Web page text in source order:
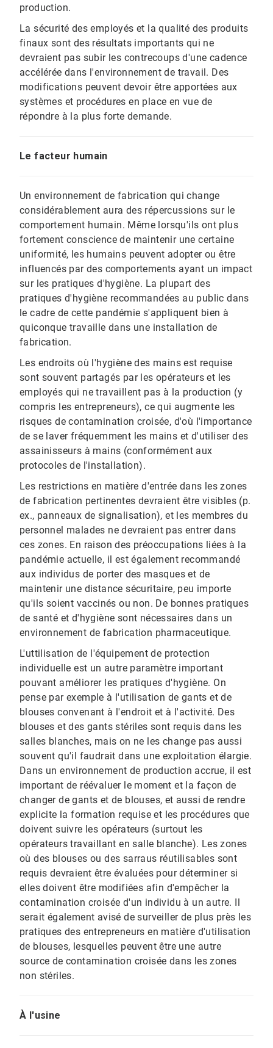
production.
La sécurité des employés et la qualité des produits
finaux sont des résultats importants qui ne
devraient pas subir les contrecoups d'une cadence
accélérée dans l'environnement de travail. Des
modifications peuvent devoir être apportées aux
systèmes et procédures en place en vue de
répondre à la plus forte demande.
Le facteur humain
Un environnement de fabrication qui change
considérablement aura des répercussions sur le
comportement humain. Même lorsqu'ils ont plus
fortement conscience de maintenir une certaine
uniformité, les humains peuvent adopter ou être
influencés par des comportements ayant un impact
sur les pratiques d'hygiène. La plupart des
pratiques d'hygiène recommandées au public dans
le cadre de cette pandémie s'appliquent bien à
quiconque travaille dans une installation de
fabrication.
Les endroits où l'hygiène des mains est requise
sont souvent partagés par les opérateurs et les
employés qui ne travaillent pas à la production (y
compris les entrepreneurs), ce qui augmente les
risques de contamination croisée, d'où l'importance
de se laver fréquemment les mains et d'utiliser des
assainisseurs à mains (conformément aux
protocoles de l'installation).
Les restrictions en matière d'entrée dans les zones
de fabrication pertinentes devraient être visibles (p.
ex., panneaux de signalisation), et les membres du
personnel malades ne devraient pas entrer dans
ces zones. En raison des préoccupations liées à la
pandémie actuelle, il est également recommandé
aux individus de porter des masques et de
maintenir une distance sécuritaire, peu importe
qu'ils soient vaccinés ou non. De bonnes pratiques
de santé et d'hygiène sont nécessaires dans un
environnement de fabrication pharmaceutique.
L'uttilisation de l'équipement de protection
individuelle est un autre paramètre important
pouvant améliorer les pratiques d'hygiène. On
pense par exemple à l'utilisation de gants et de
blouses convenant à l'endroit et à l'activité. Des
blouses et des gants stériles sont requis dans les
salles blanches, mais on ne les change pas aussi
souvent qu'il faudrait dans une exploitation élargie.
Dans un environnement de production accrue, il est
important de réévaluer le moment et la façon de
changer de gants et de blouses, et aussi de rendre
explicite la formation requise et les procédures que
doivent suivre les opérateurs (surtout les
opérateurs travaillant en salle blanche). Les zones
où des blouses ou des sarraus réutilisables sont
requis devraient être évaluées pour déterminer si
elles doivent être modifiées afin d'empêcher la
contamination croisée d'un individu à un autre. Il
serait également avisé de surveiller de plus près les
pratiques des entrepreneurs en matière d'utilisation
de blouses, lesquelles peuvent être une autre
source de contamination croisée dans les zones
non stériles.
À l'usine